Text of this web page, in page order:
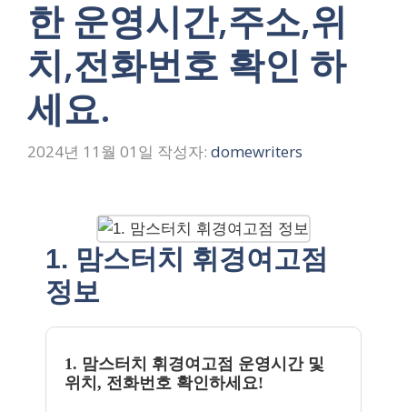
한 운영시간,주소,위
치,전화번호 확인 하
세요.
2024년 11월 01일 작성자: domewriters
1. 맘스터치 휘경여고점
정보
1. 맘스터치 휘경여고점 운영시간 및
위치, 전화번호 확인하세요!